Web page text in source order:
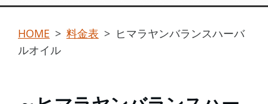
HOME > 料金表 > ヒマラヤンバランスハーバ
ルオイル